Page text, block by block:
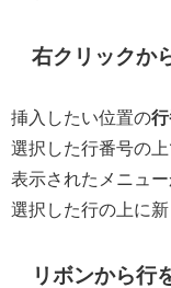
右クリックか
挿入したい位置の
選択した行番号の
表示されたメニュー
選択した行の上に
リボンから行